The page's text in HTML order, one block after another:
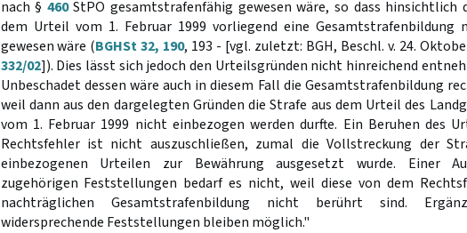
nach § 460StPO gesamtstrafenfähig gewesen wäre, so dass hinsichtlich
dem Urteil vom 1. Februar 1999 vorliegend eine Gesamtstrafenbildung
gewesen wäre (BGHSt 32, 190, 193 - [vgl. zuletzt: BGH, Beschl. v. 24.
332/02]). Dies lässt sich jedoch den Urteilsgründen nicht hinreichend
Unbeschadet dessen wäre auch in diesem Fall die Gesamtstrafenbildung
weil dann aus den dargelegten Gründen die Strafe aus dem Urteil des
vom 1. Februar 1999 nicht einbezogen werden durfte. Ein Beruhen des
Rechtsfehler ist nicht auszuschließen, zumal die Vollstreckung der
einbezogenen Urteilen zur Bewährung ausgesetzt wurde. Einer
zugehörigen Feststellungen bedarf es nicht, weil diese von dem
nachträglichen Gesamtstrafenbildung nicht berührt sind.
widersprechende Feststellungen bleiben möglich."